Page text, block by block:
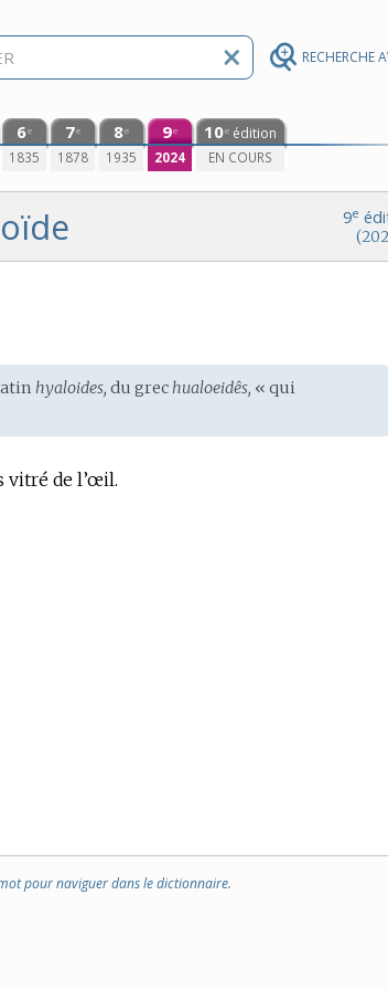
RECHERCHE
6e
1835
7e
1878
8e
1935
9e
2024
10e édition
EN COURS
9e
hyaloides, dugrechualoeidês, « qui
vitré de l’œil.
pour naviguer dans le dictionnaire.